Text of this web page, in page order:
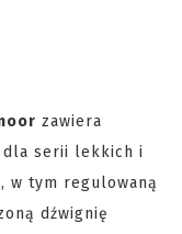
zawiera
dla serii lekkich i
w tym regulowaną
dźwignię